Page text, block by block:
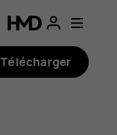
Télécharger